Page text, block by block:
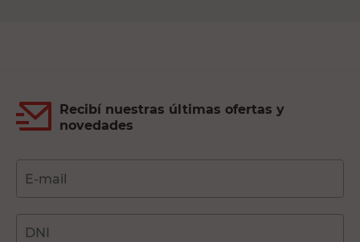
Recibí nuestras últimas ofertas y
novedades
E-mail
DNI